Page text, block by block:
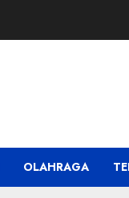
OLAHRAGA